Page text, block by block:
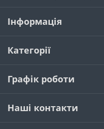
Інформація
Категорії
Графік роботи
Наші контакти